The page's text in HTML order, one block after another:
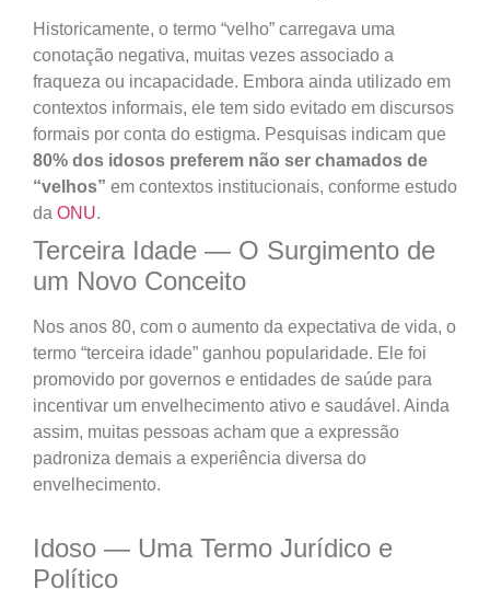
Historicamente, o termo “velho” carregava uma
conotação negativa, muitas vezes associado a
fraqueza ou incapacidade. Embora ainda utilizado em
contextos informais, ele tem sido evitado em discursos
formais por conta do estigma. Pesquisas indicam que
80% dos idosos preferem não ser chamados de
“velhos” em contextos institucionais, conforme estudo
da ONU.
Terceira Idade — O Surgimento de
um Novo Conceito
Nos anos 80, com o aumento da expectativa de vida, o
termo “terceira idade” ganhou popularidade. Ele foi
promovido por governos e entidades de saúde para
incentivar um envelhecimento ativo e saudável. Ainda
assim, muitas pessoas acham que a expressão
padroniza demais a experiência diversa do
envelhecimento.
Idoso — Uma Termo Jurídico e
Político